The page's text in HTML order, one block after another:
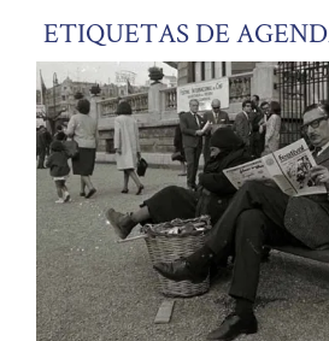
ETIQUETAS DE